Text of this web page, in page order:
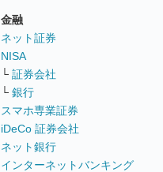
金融
ネット証券
NISA
└ 証券会社
└ 銀行
スマホ専業証券
iDeCo 証券会社
ネット銀行
インターネットバンキング